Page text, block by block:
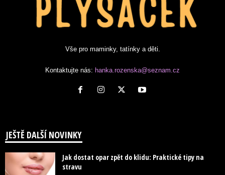
Vše pro maminky, tatínky a děti.
Kontaktujte nás: hanka.rozenska@seznam.cz
JEŠTĚ DALŠÍ NOVINKY
Jak dostat opar zpět do klidu: Praktické tipy na
stravu